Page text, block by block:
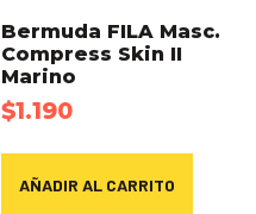
Bermuda FILA Masc.
Compress Skin II
Marino
$1.190
AÑADIR AL CARRITO